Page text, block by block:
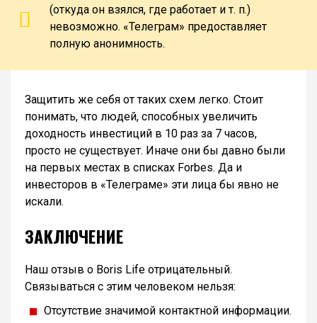
(откуда он взялся, где работает и т. п.)
невозможно. «Телеграм» предоставляет
полную анонимность.
Защитить же себя от таких схем легко. Стоит
понимать, что людей, способных увеличить
доходность инвестиций в 10 раз за 7 часов,
просто не существует. Иначе они бы давно были
на первых местах в списках Forbes. Да и
инвесторов в «Телеграме» эти лица бы явно не
искали.
ЗАКЛЮЧЕНИЕ
Наш отзыв о Boris Life отрицательный.
Связываться с этим человеком нельзя:
Отсутствие значимой контактной информации.